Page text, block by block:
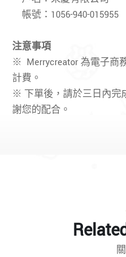
帳號：1056-940-015955
注意事項
※ Merrycreator 為電子商
計費。
※ 下單後，請於三日內完
謝您的配合。